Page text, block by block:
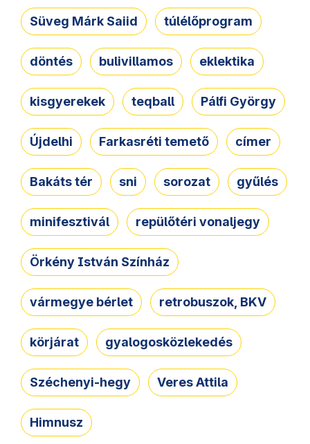
Süveg Márk Saiid túlélőprogram
döntés bulivillamos eklektika
kisgyerekek teqball Pálfi György
Újdelhi Farkasréti temető címer
Bakáts tér sni sorozat gyűlés
minifesztivál repülőtéri vonaljegy
Örkény István Színház
vármegye bérlet retrobuszok, BKV
körjárat gyalogosközlekedés
Széchenyi-hegy Veres Attila
Himnusz